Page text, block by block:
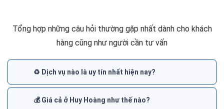
Tổng hợp những câu hỏi thường gặp nhất dành cho khách
hàng cũng như người cần tư vấn
♻️ Dịch vụ nào là uy tín nhất hiện nay?
💰 Giá cả ở Huy Hoàng như thế nào?